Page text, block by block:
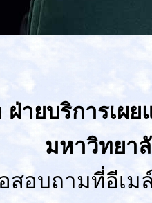
ฝ่ายบริการเผ
มหาวิทยา
สอบถามที่อีเม